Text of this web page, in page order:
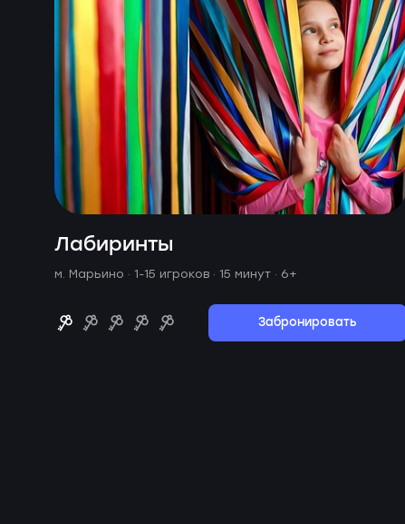
Лабиринты
м. Марьино · 1-15 игроков · 15 минут · 6+
Забронировать